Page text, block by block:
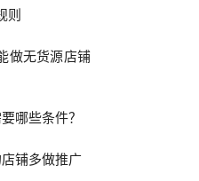
则
做无货源店铺
哪些条件？
铺多做推广